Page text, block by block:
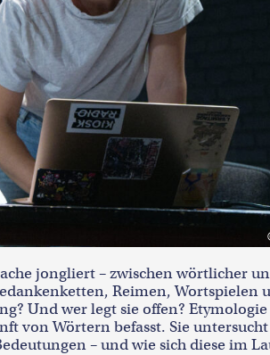
jongliert – zwischen wörtlicher
Reimen, Wortspielen
Und wer legt sie offen?
von Wörtern befasst. Sie
– und wie sich diese im